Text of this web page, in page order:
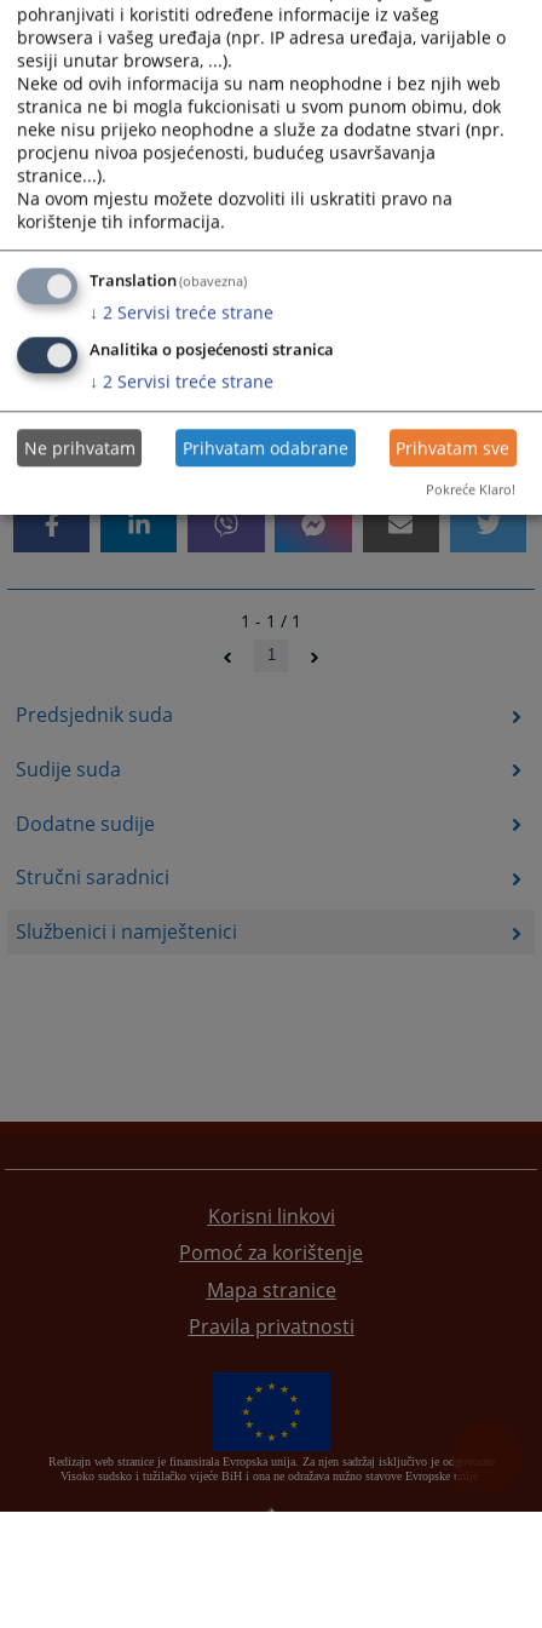
Predsjednik suda
Sudije suda
Dodatne sudije
Stručni saradnici
Službenici i namještenici
Nadežda Trklja
Jelena Fundup
Portir-telefonista:Irena
Dobnik
Kurir/Dostavljač:Zdravka
Eličić
Radnik na održavanju čistoće:Sanja
Obrenović
Svakog od gore navedenih službenika i namještenika
možete kontaktirati putem
ime.prezime@pravosudje.ba
2174PREGLEDA
1 - 1 / 1
1
Korisni linkovi
Pomoć za korištenje
Mapa stranice
Pravila privatnosti
Redizajn web stranice je finansirala Evropska unija. Za njen sadržaj isključivo je odgovorno
Visoko sudsko i tužilačko vijeće BiH i ona ne odražava nužno stavove Evropske unije.
pohranjivati i koristiti određene informacije iz vašeg
browsera i vašeg uređaja (npr. IP adresa uređaja, varijable o
sesiji unutar browsera, ...).
Neke od ovih informacija su nam neophodne i bez njih web
stranica ne bi mogla fukcionisati u svom punom obimu, dok
neke nisu prijeko neophodne a služe za dodatne stvari (npr.
procjenu nivoa posjećenosti, budućeg usavršavanja
stranice...).
Na ovom mjestu možete dozvoliti ili uskratiti pravo na
korištenje tih informacija.
Translation(obavezna)
↓ 2 Servisi treće strane
Analitika o posjećenosti stranica
↓ 2 Servisi treće strane
Ne prihvatam Prihvatam odabrane Prihvatam sve
Pokreće Klaro!